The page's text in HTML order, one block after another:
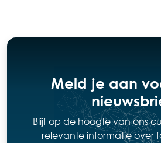
Meld je aan
Blijf op de hoogte van ons
relevante informatie over